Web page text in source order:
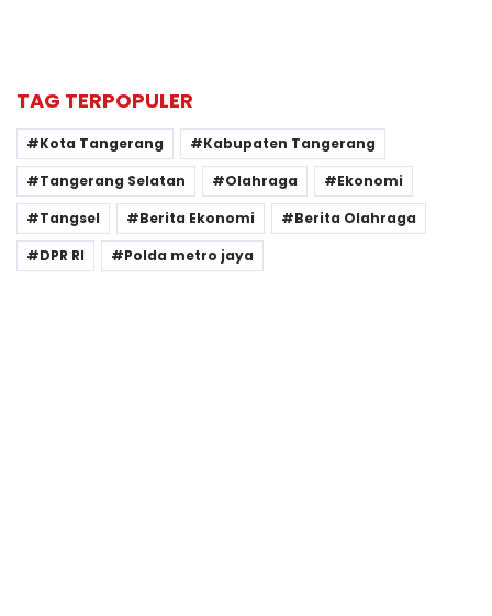
TAG TERPOPULER
Kota Tangerang
Kabupaten Tangerang
Tangerang Selatan
Olahraga
Ekonomi
Tangsel
Berita Ekonomi
Berita Olahraga
DPR RI
Polda metro jaya